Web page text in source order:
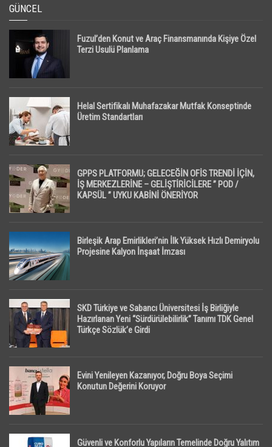
GÜNCEL
Fuzul’den Konut ve Araç Finansmanında Kişiye Özel
Terzi Usulü Planlama
Helal Sertifikalı Muhafazakar Mutfak Konseptinde
Üretim Standartları
GPPS PLATFORMU; GELECEĞİN OFİS TRENDİ İÇİN,
İŞ MERKEZLERİNE – GELİŞTİRİCİLERE ” POD /
KAPSÜL ” UYKU KABİNİ ÖNERİYOR
Birleşik Arap Emirlikleri’nin İlk Yüksek Hızlı Demiryolu
Projesine Kalyon İnşaat İmzası
SKD Türkiye ve Sabancı Üniversitesi İş Birliğiyle
Hazırlanan Yeni “Sürdürülebilirlik” Tanımı TDK Genel
Türkçe Sözlük’e Girdi
Evini Yenileyen Kazanıyor, Doğru Boya Seçimi
Konutun Değerini Koruyor
Güvenli ve Konforlu Yapıların Temelinde Doğru Yalıtım